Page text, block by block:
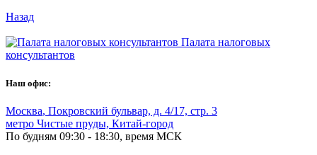
Назад
Палата налоговых
консультантов
Наш офис:
Москва, Покровский бульвар, д. 4/17, стр. 3
метро Чистые пруды, Китай-город
По будням 09:30 - 18:30, время МСК